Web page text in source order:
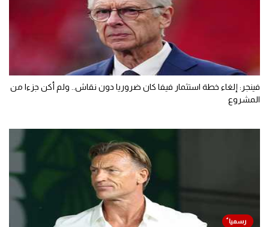
فينجر: إلغاء خطة استثمار فيفا كان ضروريا دون نقاش.. ولم أكن جزءا من
المشروع